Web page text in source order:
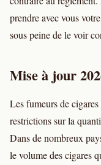
prendre avec vous
sous peine de le voir
Mise à jour
Les fumeurs de
restrictions sur la
Dans de nombreux
le volume des cigares